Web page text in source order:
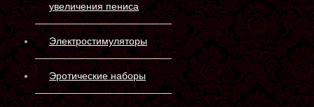
увеличения пениса
Электростимуляторы
Эротические наборы